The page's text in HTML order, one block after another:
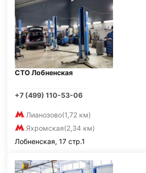
СТО Лобненская
+7 (499) 110-53-06
Лианозово(1,72 км)
Яхромская(2,34 км)
Лобненская, 17 стр.1